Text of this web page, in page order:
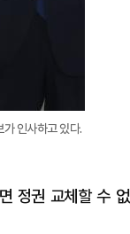
인사하고 있다.
정권 교체할 수 없